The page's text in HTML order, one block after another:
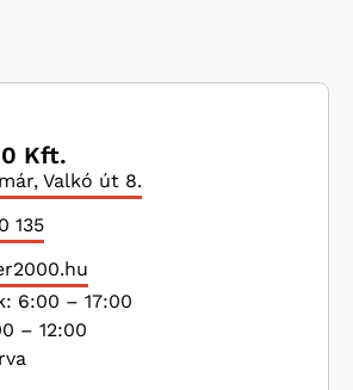
Kft.
Valkó út 8.
135
6:00 – 17:00
– 12:00